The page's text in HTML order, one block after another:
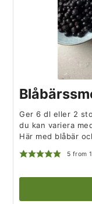
Ger 6 dl eller 2
du kan variera
Här med blåbär
5 from